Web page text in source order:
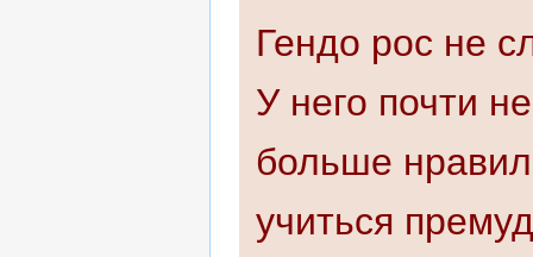
Гендо рос не
У него почти
больше
учиться